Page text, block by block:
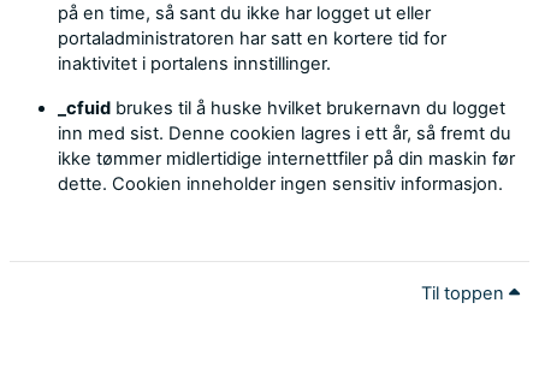
på en time, så sant du ikke har logget ut eller
portaladministratoren har satt en kortere tid for
inaktivitet i portalens innstillinger.
_cfuid brukes til å huske hvilket brukernavn du logget
inn med sist. Denne cookien lagres i ett år, så fremt du
ikke tømmer midlertidige internettfiler på din maskin før
dette. Cookien inneholder ingen sensitiv informasjon.
Til toppen